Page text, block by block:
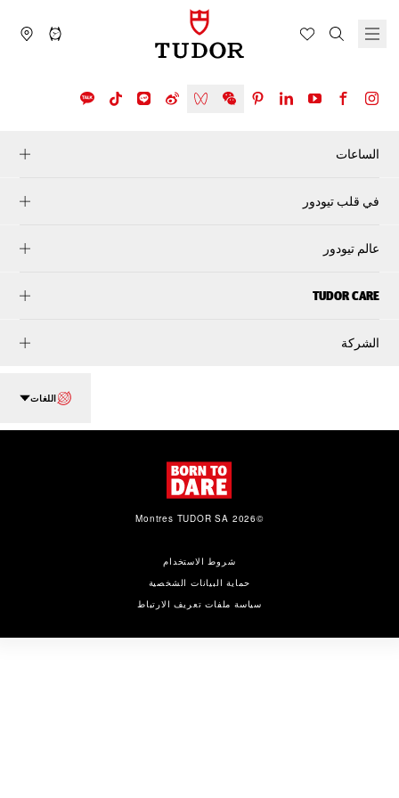
الساعات
في قلب تيودور
عالم تيودور
TUDOR CARE
الشركة
اللغات
شروط الاستخدام
حماية البيانات الشخصية
سياسة ملفات تعريف الارتباط
©2026 Montres TUDOR SA